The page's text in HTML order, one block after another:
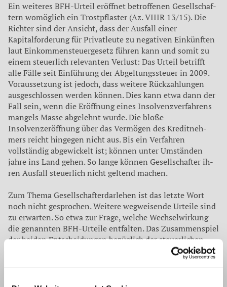
Ein weiteres BFH-Urteil er­öffnet betroffenen Gesellschaf­
tern womöglich ein Trostpflas­ter (Az. VIIIR 13/15). Die
Richter sind der Ansicht, dass der Ausfall einer
Kapitalforderung für Pri­vatleute zu negativen Einkünften
laut Einkommensteuergesetz führen kann und somit zu
einem steuerlich relevanten Verlust: Das Urteil betrifft
alle Fälle seit Einführung der Abgeltungssteu­er in 2009.
Voraussetzung ist je­doch, dass weitere Rückzahlun­gen
ausgeschlossen werden kön­nen. Dies kann etwa dann der
Fall sein, wenn die Eröffnung ei­nes Insolvenzverfahrens
man­gels Masse abgelehnt wurde. Die bloße
Insolvenzeröffnung über das Vermögen des Kreditneh­
mers reicht hingegen nicht aus. Bis ein Verfahren
vollständig ab­gewickelt ist; können unter Um­ständen
jahre ins Land gehen. So lange können Gesellschafter ih­
ren Ausfall steuerlich nicht gel­tend machen.
Zum Thema Gesellschafter­darlehen ist das letzte Wort
noch nicht gesprochen. Weitere weg­weisende Urteile sind
zu erwar­ten. So etwa zur Frage, welche Wechselwirkung
die genannten BFH-Urteile entfalten. Das Zu­sammenspiel
der beiden Ent­scheidungen bezüglich der steu­erlichen
Anerkennung von For­derungsausfällen eines Gesell­
schafters gegen seine GmbH ist noch nicht abschließend
Gesellschafter weitere Unwägbarkeiten.